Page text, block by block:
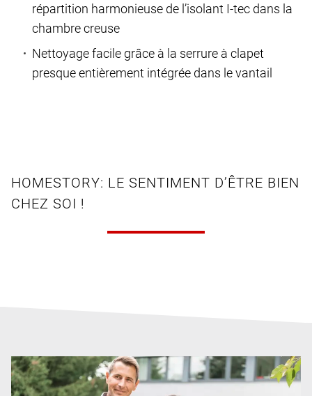
répartition harmonieuse de l’isolant I-tec dans la
chambre creuse
Nettoyage facile grâce à la serrure à clapet
presque entièrement intégrée dans le vantail
HOMESTORY: LE SENTIMENT D’ÊTRE BIEN
CHEZ SOI !